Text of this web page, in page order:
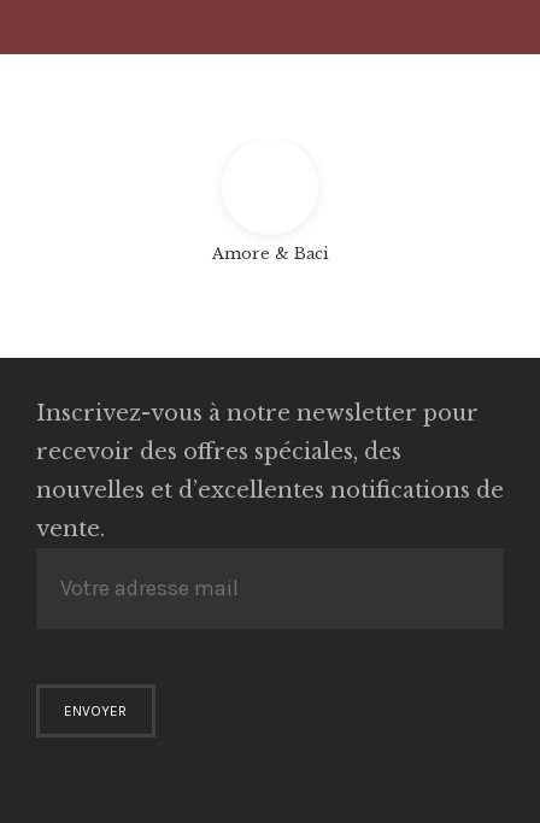
Amore & Baci
Inscrivez-vous à notre newsletter pour
recevoir des offres spéciales, des
nouvelles et d’excellentes notifications de
vente.